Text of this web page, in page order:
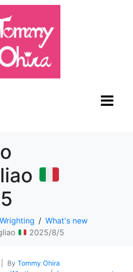
What's new
2025/8/5
By Tommy Ohira